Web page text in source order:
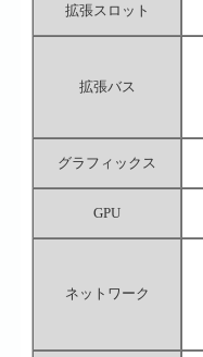
拡張スロット
拡張バス
グラフィックス
GPU
ネットワーク